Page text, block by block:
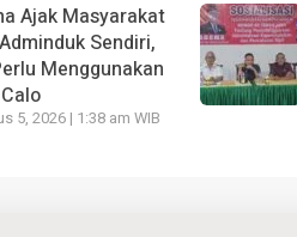
Ajak Masyarakat
Sendiri,
Menggunakan
5, 2026 | 1:38 am WIB